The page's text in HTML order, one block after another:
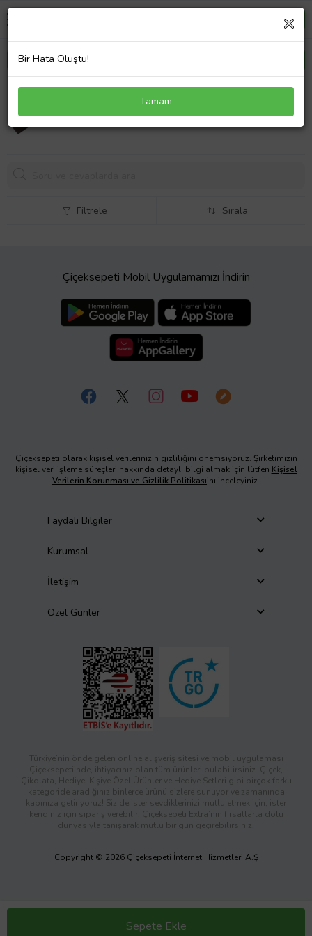
Sony Vaio VPCX13X5050X Notebook Batarya
2811,06 TL
Sepete Ekle
Filtrele Sırala
Çiçeksepeti Mobil Uygulamamızı İndirin
Çiçeksepeti olarak kişisel verilerinizin gizliliğini önemsiyoruz. Şirketimizin
kişisel veri işleme süreçleri hakkında detaylı bilgi almak için lütfen Kişisel
Verilerin Korunması ve Gizlilik Politikası’nı inceleyiniz.
Faydalı Bilgiler
Kurumsal
İletişim
Özel Günler
Türkiye’nin önde gelen online alışveriş sitesi ve mobil uygulaması
Çiçeksepeti’nde, ihtiyacınız olan tüm ürünleri bulabilirsiniz. Çiçek,
Çikolata, Hediye, Kişiye Özel Ürünler ve Hediye Setleri gibi birçok farklı
kategoride aradığınız binlerce ürünü sizlere sunuyor ve zamanında
kapınıza getiriyoruz! Siz de ister sevdiklerinizi mutlu etmek için, ister
kendiniz için sipariş verebilir; Çiçeksepeti Extra’nın fırsatlarla dolu
dünyasıyla tanışarak mutlu bir gün geçirebilirsiniz.
Copyright © 2026 Çiçeksepeti İnternet Hizmetleri A.Ş
Bir Hata Oluştu!
Tamam